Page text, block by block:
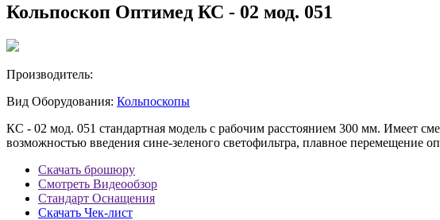
Кольпоскоп Оптимед КС - 02 мод. 051
Производитель:
Вид Оборудования: Кольпоскопы
КС - 02 мод. 051 стандартная модель с рабочим расстоянием 300 мм. Имеет
возможностью введения сине-зеленого светофильтра, плавное перемещение
Скачать брошюру
Смотреть Видеообзор
Стандарт Оснащения
Скачать Чек-лист